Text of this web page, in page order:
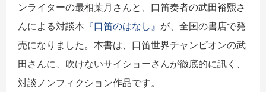
ンライターの最相葉月さんと、口笛奏者の武田裕煕さ
んによる対談本 『口笛のはなし』 が、全国の書店で発
売になりました。本書は、口笛世界チャンピオンの武
田さんに、吹けないサイショーさんが徹底的に訊く、
対談ノンフィクション作品です。